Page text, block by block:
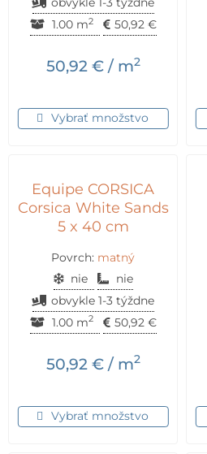
1.00 m2 50,92 €
50,92 €/ m2
Vybrať množstvo
Equipe CORSICA
Corsica White Sands
5 x 40 cm
Povrch: matný
nie
nie
obvykle 1-3 týždne
1.00 m2 50,92 €
50,92 €/ m2
Vybrať množstvo